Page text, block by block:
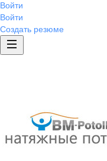
Войти
Войти
Создать резюме